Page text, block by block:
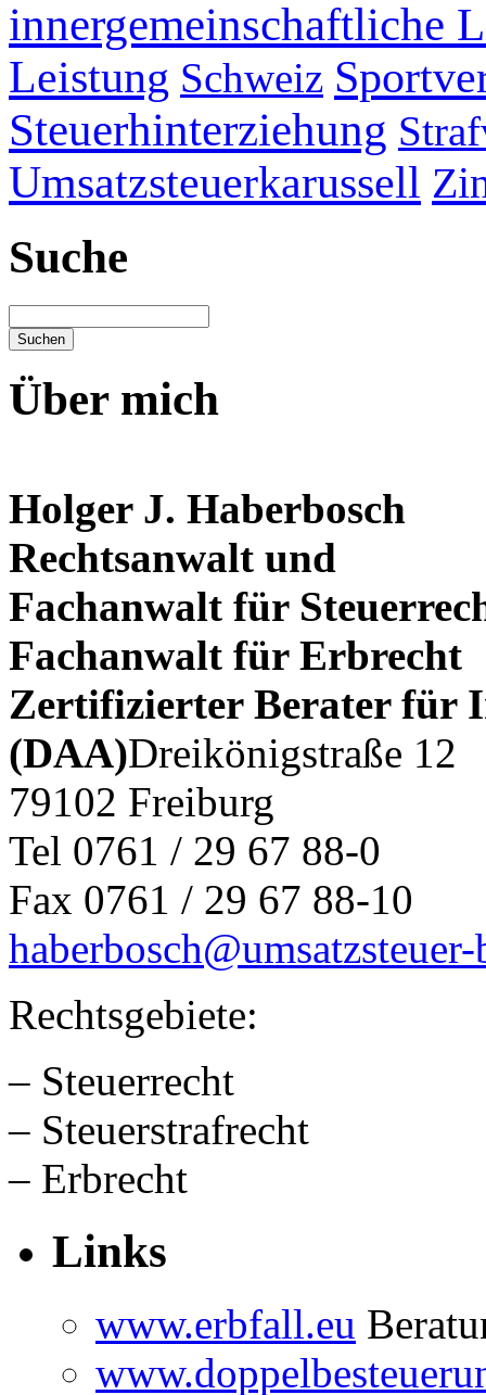
innergemeinschaftliche
Leistung Schweiz
Steuerhinterziehung
Umsatzsteuerkarussell
Suche
Über mich
Holger J. Haberbosch
Rechtsanwalt und
Fachanwalt für
Fachanwalt für Erbrecht
Zertifizierter Berater für
(DAA)Dreikönigstraße 12
79102 Freiburg
Tel 0761 / 29 67 88-0
Fax 0761 / 29 67 88-10
Rechtsgebiete:
– Steuerrecht
– Steuerstrafrecht
– Erbrecht
Links
www.erbfall.eu